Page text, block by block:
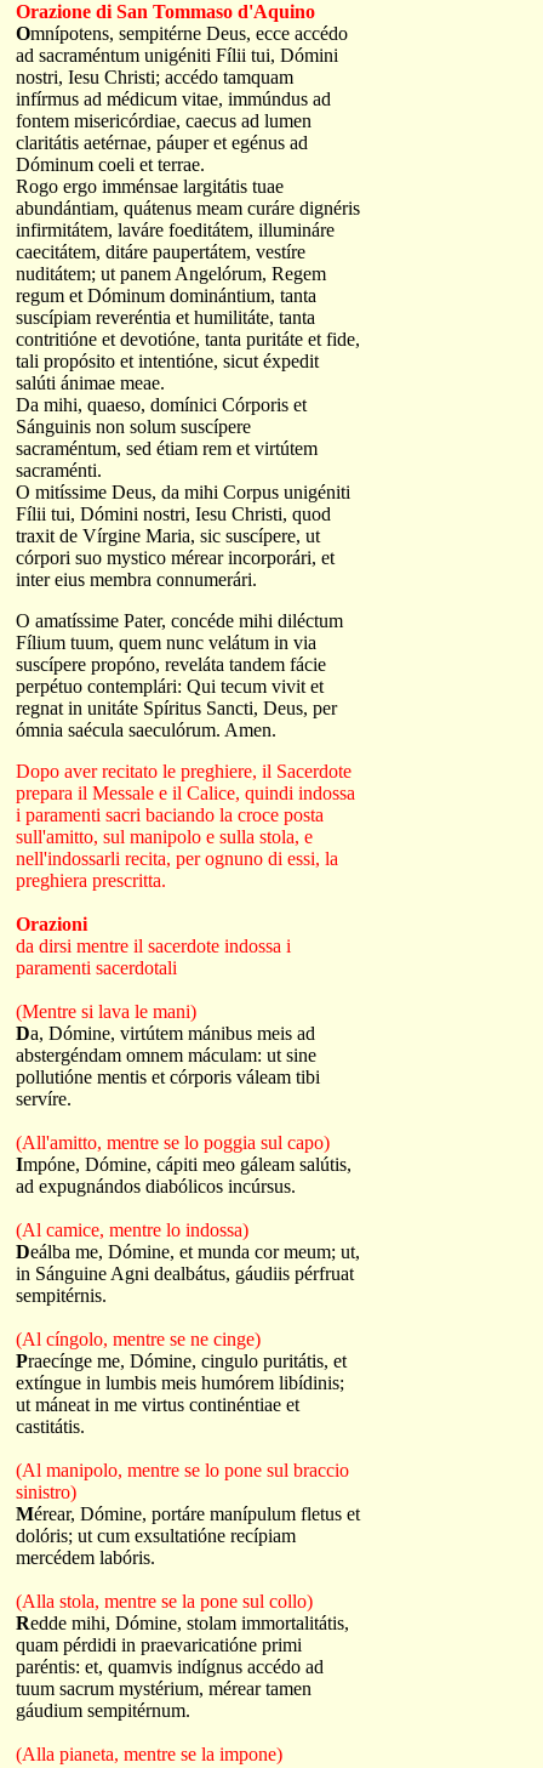
Orazione di San Tommaso d'Aquino
Omnípotens, sempitérne Deus, ecce accédo
ad sacraméntum unigéniti Fílii tui, Dómini
nostri, Iesu Christi; accédo tamquam
infírmus ad médicum vitae, immúndus ad
fontem misericórdiae, caecus ad lumen
claritátis aetérnae, páuper et egénus ad
Dóminum coeli et terrae.
Rogo ergo imménsae largitátis tuae
abundántiam, quátenus meam curáre dignéris
infirmitátem, laváre foeditátem, illumináre
caecitátem, ditáre paupertátem, vestíre
nuditátem; ut panem Angelórum, Regem
regum et Dóminum dominántium, tanta
suscípiam reveréntia et humilitáte, tanta
contritióne et devotióne, tanta puritáte et fide,
tali propósito et intentióne, sicut éxpedit
salúti ánimae meae.
Da mihi, quaeso, domínici Córporis et
Sánguinis non solum suscípere
sacraméntum, sed étiam rem et virtútem
sacraménti.
O mitíssime Deus, da mihi Corpus unigéniti
Fílii tui, Dómini nostri, Iesu Christi, quod
traxit de Vírgine Maria, sic suscípere, ut
córpori suo mystico mérear incorporári, et
inter eius membra connumerári.
O amatíssime Pater, concéde mihi diléctum
Fílium tuum, quem nunc velátum in via
suscípere propóno, reveláta tandem fácie
perpétuo contemplári: Qui tecum vivit et
regnat in unitáte Spíritus Sancti, Deus, per
ómnia saécula saeculórum. Amen.
Dopo aver recitato le preghiere, il Sacerdote
prepara il Messale e il Calice, quindi indossa
i paramenti sacri baciando la croce posta
sull'amitto, sul manipolo e sulla stola, e
nell'indossarli recita, per ognuno di essi, la
preghiera prescritta.
Orazioni
da dirsi mentre il sacerdote indossa i
paramenti sacerdotali
(Mentre si lava le mani)
Da, Dómine, virtútem mánibus meis ad
abstergéndam omnem máculam: ut sine
pollutióne mentis et córporis váleam tibi
servíre.
(All'amitto, mentre se lo poggia sul capo)
Impóne, Dómine, cápiti meo gáleam salútis,
ad expugnándos diabólicos incúrsus.
(Al camice, mentre lo indossa)
Deálba me, Dómine, et munda cor meum; ut,
in Sánguine Agni dealbátus, gáudiis pérfruat
sempitérnis.
(Al cíngolo, mentre se ne cinge)
Praecínge me, Dómine, cingulo puritátis, et
extíngue in lumbis meis humórem libídinis;
ut máneat in me virtus continéntiae et
castitátis.
(Al manipolo, mentre se lo pone sul braccio
sinistro)
Mérear, Dómine, portáre manípulum fletus et
dolóris; ut cum exsultatióne recípiam
mercédem labóris.
(Alla stola, mentre se la pone sul collo)
Redde mihi, Dómine, stolam immortalitátis,
quam pérdidi in praevaricatióne primi
paréntis: et, quamvis indígnus accédo ad
tuum sacrum mystérium, mérear tamen
gáudium sempitérnum.
(Alla pianeta, mentre se la impone)